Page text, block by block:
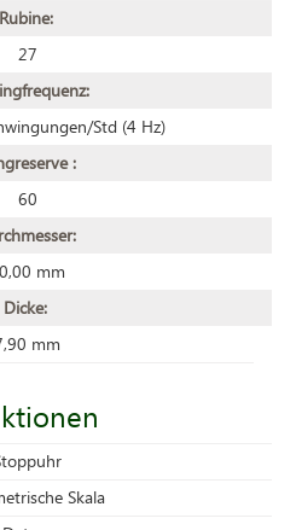
Rubine:
27
Std (4 Hz)
:
60
mm
Dicke:
mm
Skala